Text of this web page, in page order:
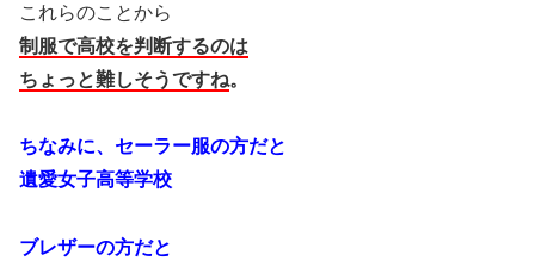
これらのことから
制服で高校を判断するのは
ちょっと難しそうですね。
ちなみに、セーラー服の方だと
遺愛女子高等学校
ブレザーの方だと